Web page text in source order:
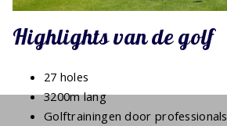
Highlights van de golf
27 holes
3200m lang
Golftrainingen door professionals